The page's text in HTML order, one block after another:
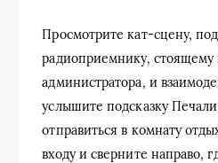
Просмотрите кат-сцену,
радиоприемнику, стоящему
администратора, и
услышите подсказку
отправиться в комнату
входу и сверните направо,